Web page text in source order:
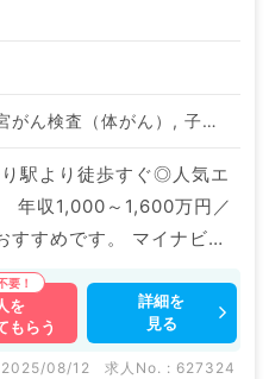
一般外来, 子宮がん検査（体がん）, 子宮がん検査（頚がん）
駅より徒歩すぐ◎人気エ
です。 マイナビ
クなどの医療機関求人は
を
もらう
詳細を
見る
2025/08/12 求人No. : 627324